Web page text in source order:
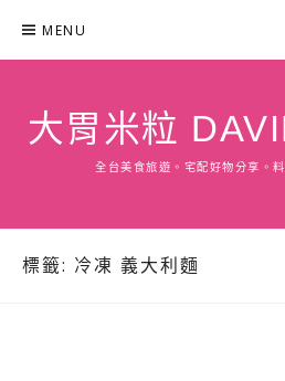
content
MENU
大胃米粒
全台美食旅遊。宅配好物分享。
標籤: 冷凍 義大利麵